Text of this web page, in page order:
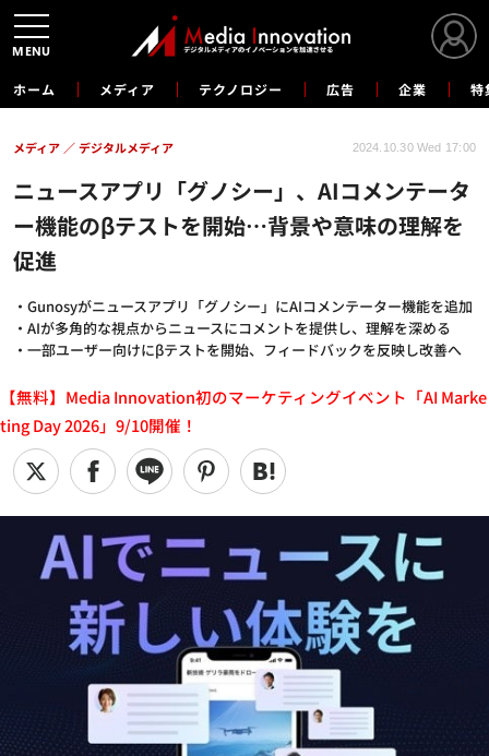
ホーム メディア テクノロジー 広告 企業 特
ニュースアプリ「グノシー」、AIコメンテータ
ー機能のβテストを開始…背景や意味の理解を
促進
・Gunosyがニュースアプリ「グノシー」にAIコメンテーター機能を追加
・AIが多角的な視点からニュースにコメントを提供し、理解を深める
・一部ユーザー向けにβテストを開始、フィードバックを反映し改善へ
メディア デジタルメディア 2024.10.30 Wed 17:00
【無料】Media Innovation初のマーケティングイベント「AI Marke
ting Day 2026」9/10開催！
MENU